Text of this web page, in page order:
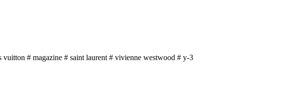
vuitton # magazine # saint laurent # vivienne westwood # y-3